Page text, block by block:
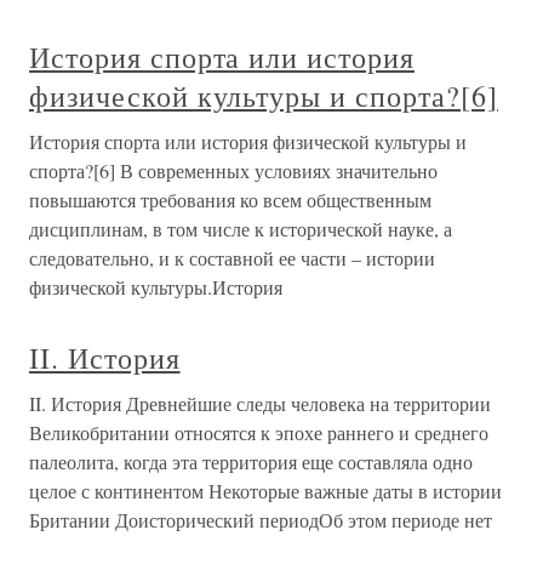
История спорта или история
физической культуры и спорта?[6]
История спорта или история физической культуры и
спорта?[6] В современных условиях значительно
повышаются требования ко всем общественным
дисциплинам, в том числе к исторической науке, а
следовательно, и к составной ее части – истории
физической культуры.История
II. История
II. История Древнейшие следы человека на территории
Великобритании относятся к эпохе раннего и среднего
палеолита, когда эта территория еще составляла одно
целое с континентом Некоторые важные даты в истории
Британии Доисторический периодОб этом периоде нет